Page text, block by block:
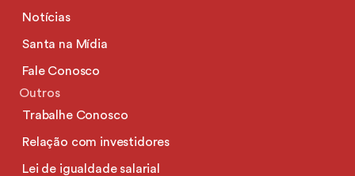
Notícias
Santa na Mídia
Fale Conosco
Outros
Trabalhe Conosco
Relação com investidores
Lei de igualdade salarial